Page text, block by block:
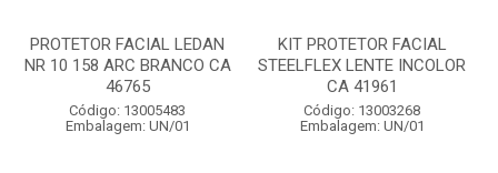
PROTETOR FACIAL LEDAN
NR 10 158 ARC BRANCO CA
46765
Código: 13005483
Embalagem: UN/01
KIT PROTETOR FACIAL
STEELFLEX LENTE INCOLOR
CA 41961
Código: 13003268
Embalagem: UN/01